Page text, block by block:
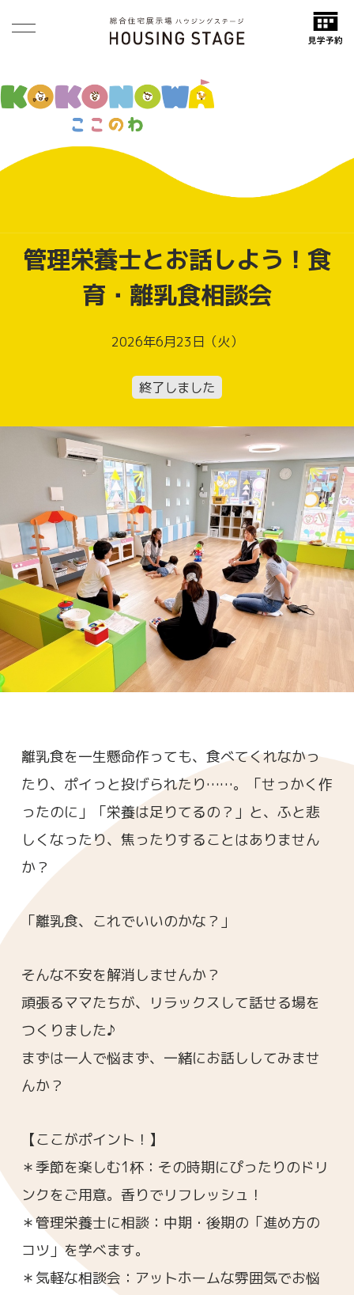
管理栄養士とお話しよう！食
育・離乳食相談会
2026年6月23日（火）
終了しました
離乳食を一生懸命作っても、食べてくれなかっ
たり、ポイっと投げられたり……。「せっかく作
ったのに」「栄養は足りてるの？」と、ふと悲
しくなったり、焦ったりすることはありません
か？
「離乳食、これでいいのかな？」
そんな不安を解消しませんか？
頑張るママたちが、リラックスして話せる場を
つくりました♪
まずは一人で悩まず、一緒にお話ししてみませ
んか？
【ここがポイント！】
＊季節を楽しむ1杯：その時期にぴったりのドリ
ンクをご用意。香りでリフレッシュ！
＊管理栄養士に相談：中期・後期の「進め方の
コツ」を学べます。
＊気軽な相談会：アットホームな雰囲気でお悩